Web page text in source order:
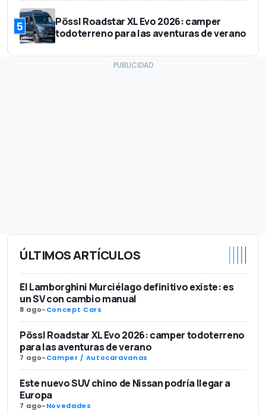
5
Pössl Roadstar XL Evo 2026: camper
todoterreno para las aventuras de verano
ÚLTIMOS ARTÍCULOS
El Lamborghini Murciélago definitivo existe: es
un SV con cambio manual
8 ago-Concept Cars
Pössl Roadstar XL Evo 2026: camper todoterreno
para las aventuras de verano
7 ago-Camper / Autocaravanas
Este nuevo SUV chino de Nissan podría llegar a
Europa
7 ago-Novedades